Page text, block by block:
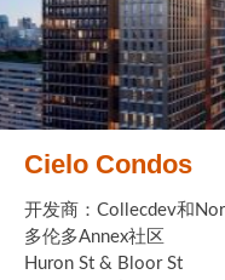
Cielo Condos
开发商：Collecdev和
多伦多Annex社区
Huron St & Bloor St